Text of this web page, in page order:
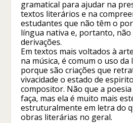
gramatical para ajudar na
textos literários e na
estudantes que não têm o
língua nativa e, portanto, não
derivações.
Em textos mais voltados à
na música, é comum o uso da
porque são criações que
vivacidade o estado de
compositor. Não que a
faça, mas ela é muito mais
estruturalmente em letra do
obras literárias no geral.